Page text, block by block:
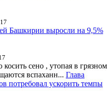
Башкирии выросли на 9,5%
сено , утопая в грязном
вспаханн... Глава
потребовал ускорить темпы